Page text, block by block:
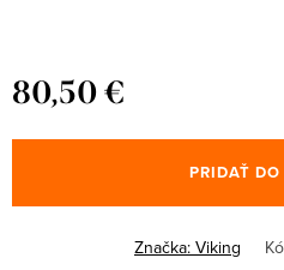
80,50 €
cena:
PRIDAŤ
Značka: Viking